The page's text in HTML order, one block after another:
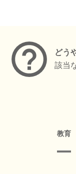
どう
該当
教育